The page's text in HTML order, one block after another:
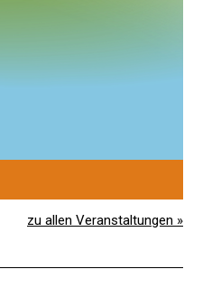
zu allen Veranstaltungen »